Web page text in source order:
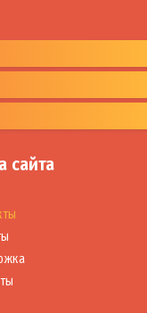
сайта